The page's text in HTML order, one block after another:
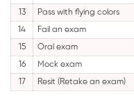
13
Pass with flying colors
14
Fail an exam
15
Oral exam
16
Mock exam
17
Resit (Retake an exam)